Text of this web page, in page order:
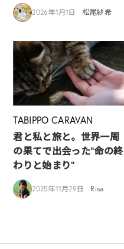
2026年1月1日 松尾紗希
TABIPPO CARAVAN
君と私と旅と。世界一周
の果てで出会った“命の終
わりと始まり”
2025年11月29日 Risa